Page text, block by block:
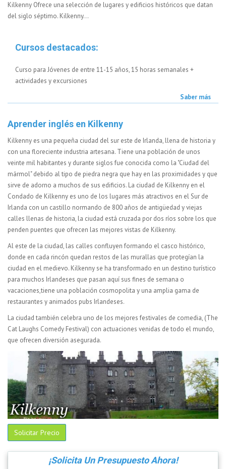
Kilkenny Ofrece una selección de lugares y edificios históricos que datan
del siglo séptimo. Kilkenny...
Cursos destacados:
Curso para Jóvenes de entre 11-15 años, 15 horas semanales +
actividades y excursiones
Saber más
Aprender inglés en Kilkenny
Kilkenny es una pequeña ciudad del sur este de Irlanda, llena de historia y
con una floreciente industria artesana. Tiene una población de unos
veinte mil habitantes y durante siglos fue conocida como la "Ciudad del
mármol" debido al tipo de piedra negra que hay en las proximidades y que
sirve de adorno a muchos de sus edificios. La ciudad de Kilkenny en el
Condado de Kilkenny es uno de los lugares más atractivos en el Sur de
Irlanda con un castillo normando de 800 años de antigüedad y viejas
calles llenas de historia, la ciudad está cruzada por dos ríos sobre los que
penden puentes que ofrecen las mejores vistas de Kilkenny.
Al este de la ciudad, las calles confluyen formando el casco histórico,
donde en cada rincón quedan restos de las murallas que protegían la
ciudad en el medievo. Kilkenny se ha transformado en un destino turístico
para muchos Irlandeses que pasan aquí sus fines de semana o
vacaciones,tiene una población cosmopolita y una amplia gama de
restaurantes y animados pubs Irlandeses.
La ciudad también celebra uno de los mejores festivales de comedia, (The
Cat Laughs Comedy Festival) con actuaciones venidas de todo el mundo,
que ofrecen diversión asegurada.
Solicitar Precio
¡Solicita Un Presupuesto Ahora!